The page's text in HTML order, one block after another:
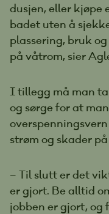
dusjen, eller kjøpe
badet uten å
plassering, bruk
på våtrom, sier
I tillegg må man
og sørge for at
strøm og skader
– Til slutt er det
er gjort. Be alltid
jobben er gjort, og